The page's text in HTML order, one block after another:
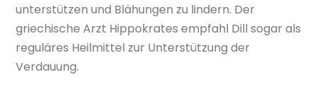
unterstützen und Blähungen zu lindern. Der
griechische Arzt Hippokrates empfahl Dill sogar als
reguläres Heilmittel zur Unterstützung der
Verdauung.